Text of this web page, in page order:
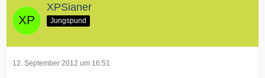
XPSianer
Jungspund
12. September 2012 um 16:51